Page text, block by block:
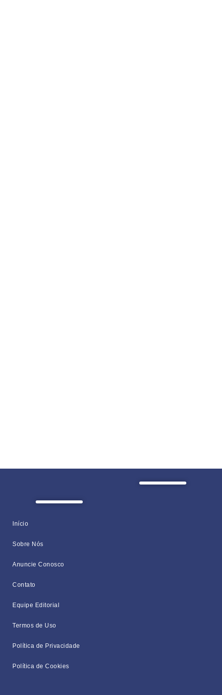
Início
Sobre Nós
Anuncie Conosco
Contato
Equipe Editorial
Termos de Uso
Política de Privacidade
Política de Cookies